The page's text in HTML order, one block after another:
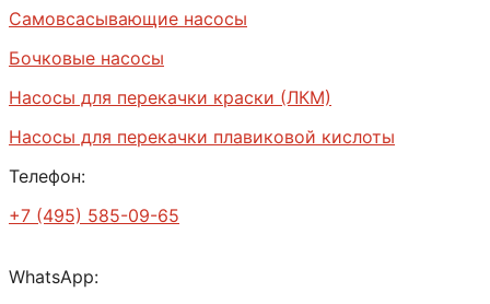
Самовсасывающие насосы
Бочковые насосы
Насосы для перекачки краски (ЛКМ)
Насосы для перекачки плавиковой кислоты
Телефон:
+7 (495) 585-09-65
WhatsApp: